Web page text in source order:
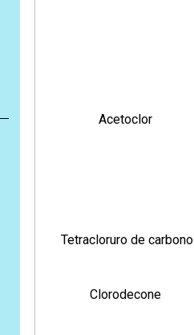
Acetoclor
Tetracloruro de carbono
Clorodecone